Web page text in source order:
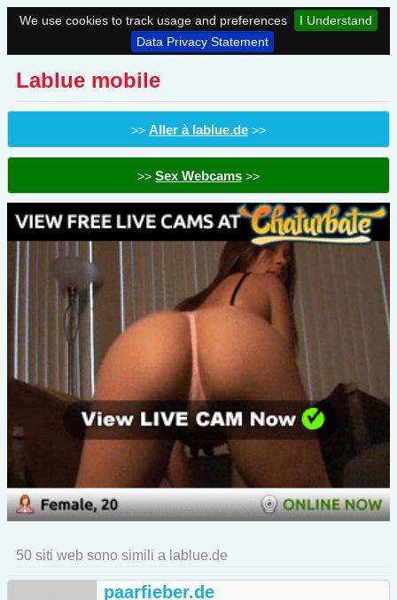
We use cookies to track usage and preferences
I Understand
Data Privacy Statement
Lablue mobile
>> Aller à lablue.de >>
>> Sex Webcams >>
50 siti web sono simili a lablue.de
paarfieber.de